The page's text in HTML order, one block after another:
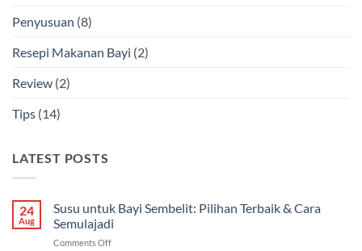
Penyusuan (8)
Resepi Makanan Bayi (2)
Review (2)
Tips (14)
LATEST POSTS
24
Aug
Susu untuk Bayi Sembelit: Pilihan Terbaik & Cara
Semulajadi
Comments Offon